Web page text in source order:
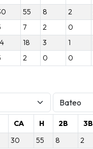
55 8 2
7 2 0
18 3 1
2 0 0
CA H 2B 3B
30 55 8 2